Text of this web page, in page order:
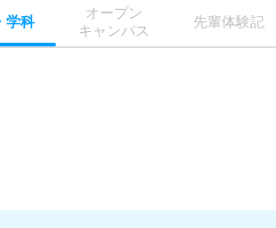
学科
オープン
キャンパス
先輩体験記